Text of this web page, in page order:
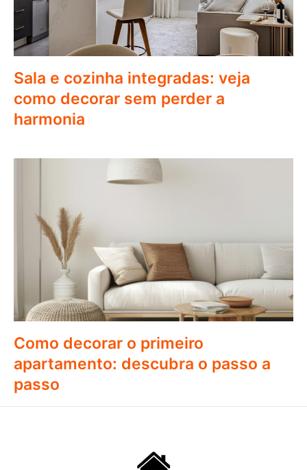
Sala e cozinha integradas: veja
como decorar sem perder a
harmonia
Como decorar o primeiro
apartamento: descubra o passo a
passo